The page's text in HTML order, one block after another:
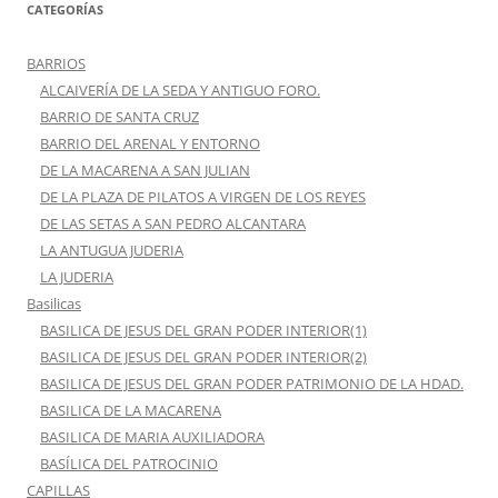
CATEGORÍAS
BARRIOS
ALCAIVERÍA DE LA SEDA Y ANTIGUO FORO.
BARRIO DE SANTA CRUZ
BARRIO DEL ARENAL Y ENTORNO
DE LA MACARENA A SAN JULIAN
DE LA PLAZA DE PILATOS A VIRGEN DE LOS REYES
DE LAS SETAS A SAN PEDRO ALCANTARA
LA ANTUGUA JUDERIA
LA JUDERIA
Basilicas
BASILICA DE JESUS DEL GRAN PODER INTERIOR(1)
BASILICA DE JESUS DEL GRAN PODER INTERIOR(2)
BASILICA DE JESUS DEL GRAN PODER PATRIMONIO DE LA HDAD.
BASILICA DE LA MACARENA
BASILICA DE MARIA AUXILIADORA
BASÍLICA DEL PATROCINIO
CAPILLAS